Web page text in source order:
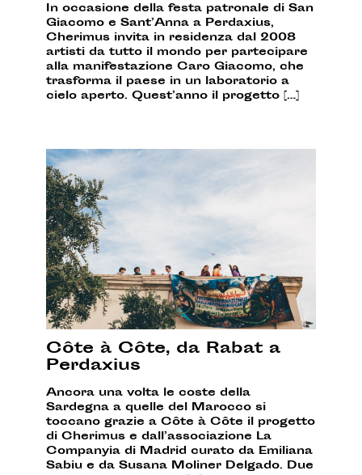
In occasione della festa patronale di San
Giacomo e Sant’Anna a Perdaxius,
Cherimus invita in residenza dal 2008
artisti da tutto il mondo per partecipare
alla manifestazione Caro Giacomo, che
trasforma il paese in un laboratorio a
cielo aperto. Quest’anno il progetto […]
Côte à Côte, da Rabat a
Perdaxius
Ancora una volta le coste della
Sardegna a quelle del Marocco si
toccano grazie a Côte à Côte il progetto
di Cherimus e dall’associazione La
Companyia di Madrid curato da Emiliana
Sabiu e da Susana Moliner Delgado. Due